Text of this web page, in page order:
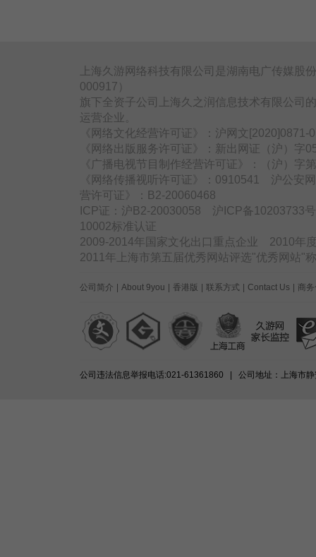
上海久游网络科技有限公司是湖南电广传媒股
000917）
旗下全资子公司上海久之润信息技术有限公司
运营企业。
《网络文化经营许可证》：沪网文
《网络出版服务许可证》：新出网证（沪）字
《广播电视节目制作经营许可证》：（沪）字
《网络传播视听许可证》：0910541 沪公安
营许可证》：B2-20060468
ICP证：沪B2-20030058 沪ICP备10203733
10002标准认证
2009-2014年国家文化出口重点企业 2010年
2011年上海市第五届优秀网站评选"优秀网站
公司简介 About 9you 香港版 联系方式 Contact Us 商
公司违法信息举报电话:021-61361860 | 公司地址：上海市